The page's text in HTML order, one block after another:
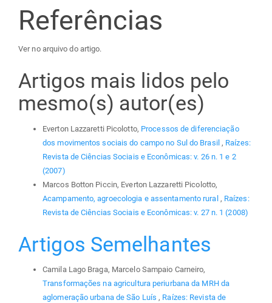
Referências
Ver no arquivo do artigo.
Artigos mais lidos pelo
mesmo(s) autor(es)
Everton Lazzaretti Picolotto, Processos de diferenciação
dos movimentos sociais do campo no Sul do Brasil , Raízes:
Revista de Ciências Sociais e Econômicas: v. 26 n. 1 e 2
(2007)
Marcos Botton Piccin, Everton Lazzaretti Picolotto,
Acampamento, agroecologia e assentamento rural , Raízes:
Revista de Ciências Sociais e Econômicas: v. 27 n. 1 (2008)
Artigos Semelhantes
Camila Lago Braga, Marcelo Sampaio Carneiro,
Transformações na agricultura periurbana da MRH da
aglomeração urbana de São Luís, Raízes: Revista de